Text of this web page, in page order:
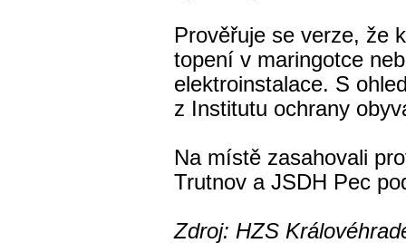
Prověřuje se verze, že
topení v maringotce
elektroinstalace. S
z Institutu ochrany
Na místě zasahovali
Trutnov a JSDH Pec
Zdroj: HZS